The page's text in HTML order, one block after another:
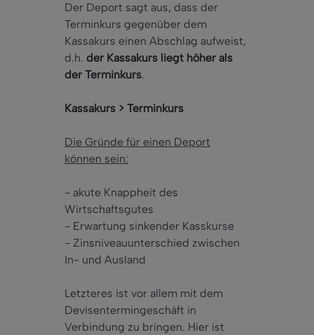
Der Deport sagt aus, dass der
Terminkurs gegenüber dem
Kassakurs einen Abschlag aufweist,
d.h. der Kassakurs liegt höher als
der Terminkurs.
Kassakurs > Terminkurs
Die Gründe für einen Deport
können sein:
- akute Knappheit des
Wirtschaftsgutes
- Erwartung sinkender Kasskurse
- Zinsniveauunterschied zwischen
In- und Ausland
Letzteres ist vor allem mit dem
Devisentermingeschäft in
Verbindung zu bringen. Hier ist